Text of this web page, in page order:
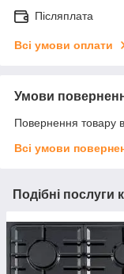
Післяплата
Всі умови оплати
Умови
Повернення товару
Всі умови
Подібні послуги